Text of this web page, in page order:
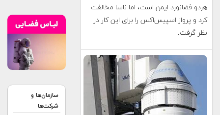
هردو فضانورد ایمن است، اما ناسا مخالفت
کرد و پرواز اسپیس‌اکس را برای این کار در
نظر گرفت.
سازمان‌ها و
شرکت‌ها